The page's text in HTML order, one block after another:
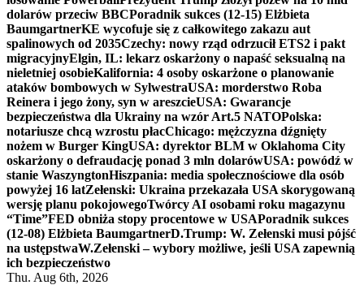
dolarów przeciw BBCPoradnik sukces (12-15) Elżbieta
BaumgartnerKE wycofuje się z całkowitego zakazu aut
spalinowych od 2035Czechy: nowy rząd odrzucił ETS2 i pakt
migracyjnyElgin, IL: lekarz oskarżony o napaść seksualną na
nieletniej osobieKalifornia: 4 osoby oskarżone o planowanie
ataków bombowych w SylwestraUSA: morderstwo Roba
Reinera i jego żony, syn w areszcieUSA: Gwarancje
bezpieczeństwa dla Ukrainy na wzór Art.5 NATOPolska:
notariusze chcą wzrostu płacChicago: mężczyzna dźgnięty
nożem w Burger KingUSA: dyrektor BLM w Oklahoma City
oskarżony o defraudację ponad 3 mln dolarówUSA: powódź w
stanie WaszyngtonHiszpania: media społecznościowe dla osób
powyżej 16 latZełenski: Ukraina przekazała USA skorygowaną
wersję planu pokojowegoTwórcy AI osobami roku magazynu
“Time”FED obniża stopy procentowe w USAPoradnik sukces
(12-08) Elżbieta BaumgartnerD.Trump: W. Zełenski musi pójść
na ustępstwaW.Zełenski – wybory możliwe, jeśli USA zapewnią
ich bezpieczeństwo
Thu. Aug 6th, 2026